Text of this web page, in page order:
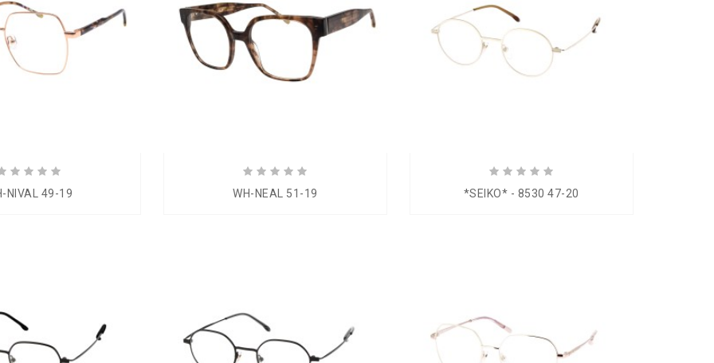
NIVAL 49-19 WH-NEAL 51-19 *SEIKO* - 8530 47-20